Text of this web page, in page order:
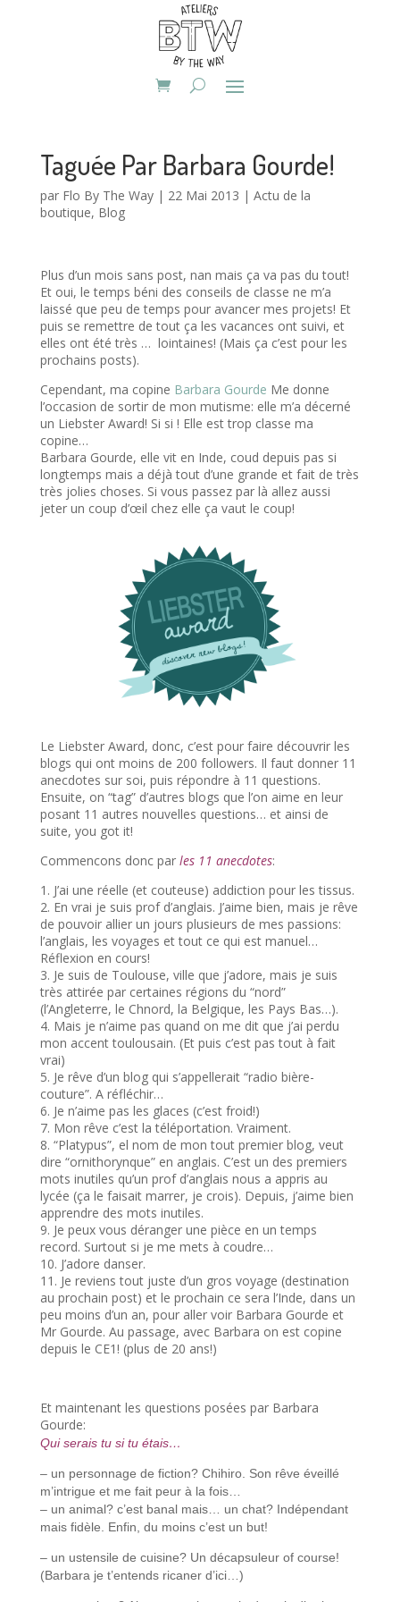
Taguée Par Barbara Gourde!
par Flo By The Way| 22 Mai 2013 | Actu de la
boutique, Blog
Plus d’un mois sans post, nan mais ça va pas du tout!
Et oui, le temps béni des conseils de classe ne m’a
laissé que peu de temps pour avancer mes projets! Et
puis se remettre de tout ça les vacances ont suivi, et
elles ont été très … lointaines! (Mais ça c’est pour les
prochains posts).
Cependant, ma copine Barbara Gourde Me donne
l’occasion de sortir de mon mutisme: elle m’a décerné
un Liebster Award! Si si ! Elle est trop classe ma
copine…
Barbara Gourde, elle vit en Inde, coud depuis pas si
longtemps mais a déjà tout d’une grande et fait de très
très jolies choses. Si vous passez par là allez aussi
jeter un coup d’œil chez elle ça vaut le coup!
Le Liebster Award, donc, c’est pour faire découvrir les
blogs qui ont moins de 200 followers. Il faut donner 11
anecdotes sur soi, puis répondre à 11 questions.
Ensuite, on “tag” d’autres blogs que l’on aime en leur
posant 11 autres nouvelles questions… et ainsi de
suite, you got it!
Commencons donc par les 11 anecdotes:
1. J’ai une réelle (et couteuse) addiction pour les tissus.
2. En vrai je suis prof d’anglais. J’aime bien, mais je rêve
de pouvoir allier un jours plusieurs de mes passions:
l’anglais, les voyages et tout ce qui est manuel…
Réflexion en cours!
3. Je suis de Toulouse, ville que j’adore, mais je suis
très attirée par certaines régions du “nord”
(l’Angleterre, le Chnord, la Belgique, les Pays Bas…).
4. Mais je n’aime pas quand on me dit que j’ai perdu
mon accent toulousain. (Et puis c’est pas tout à fait
vrai)
5. Je rêve d’un blog qui s’appellerait “radio bière-
couture”. A réfléchir…
6. Je n’aime pas les glaces (c’est froid!)
7. Mon rêve c’est la téléportation. Vraiment.
8. “Platypus”, el nom de mon tout premier blog, veut
dire “ornithorynque” en anglais. C’est un des premiers
mots inutiles qu’un prof d’anglais nous a appris au
lycée (ça le faisait marrer, je crois). Depuis, j’aime bien
apprendre des mots inutiles.
9. Je peux vous déranger une pièce en un temps
record. Surtout si je me mets à coudre…
10. J’adore danser.
11. Je reviens tout juste d’un gros voyage (destination
au prochain post) et le prochain ce sera l’Inde, dans un
peu moins d’un an, pour aller voir Barbara Gourde et
Mr Gourde. Au passage, avec Barbara on est copine
depuis le CE1! (plus de 20 ans!)
Et maintenant les questions posées par Barbara
Gourde:
Qui serais tu si tu étais…
– un personnage de fiction? Chihiro. Son rêve éveillé
m’intrigue et me fait peur à la fois…
– un animal? c’est banal mais… un chat? Indépendant
mais fidèle. Enfin, du moins c’est un but!
– un ustensile de cuisine? Un décapsuleur of course!
(Barbara je t’entends ricaner d’ici…)